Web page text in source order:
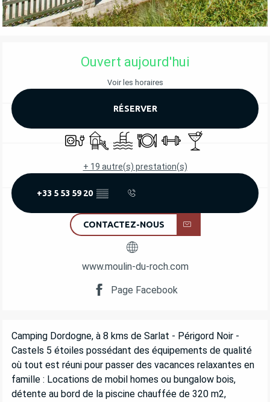
OUVERTURE ET COORDONNÉES
Ouvert aujourd'hui
Voir les horaires
RÉSERVER
Branchements électriques
Jeux pour enfants / Espace jeux
PiscineRestaurantSalle de sport
Bar / Buvette
+ 19 autre(s) prestation(s)
+33 5 53 59 20 ▒▒
CONTACTEZ-NOUS
www.moulin-du-roch.com
Page Facebook
DESCRIPTION
Camping Dordogne, à 8 kms de Sarlat - Périgord Noir -
Castels 5 étoiles possédant des équipements de qualité
où tout est réuni pour passer des vacances relaxantes en
famille : Locations de mobil homes ou bungalow bois,
détente au bord de la piscine chauffée de 320 m2,